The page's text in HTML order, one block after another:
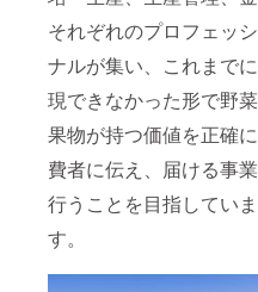
それぞれのプロフェッ
ナルが集い、これまで
現できなかった形で野
果物が持つ価値を正確
費者に伝え、届ける事
行うことを目指していま
す。